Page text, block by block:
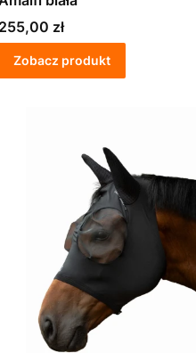
Cena
255,00 zł
Zobacz produkt